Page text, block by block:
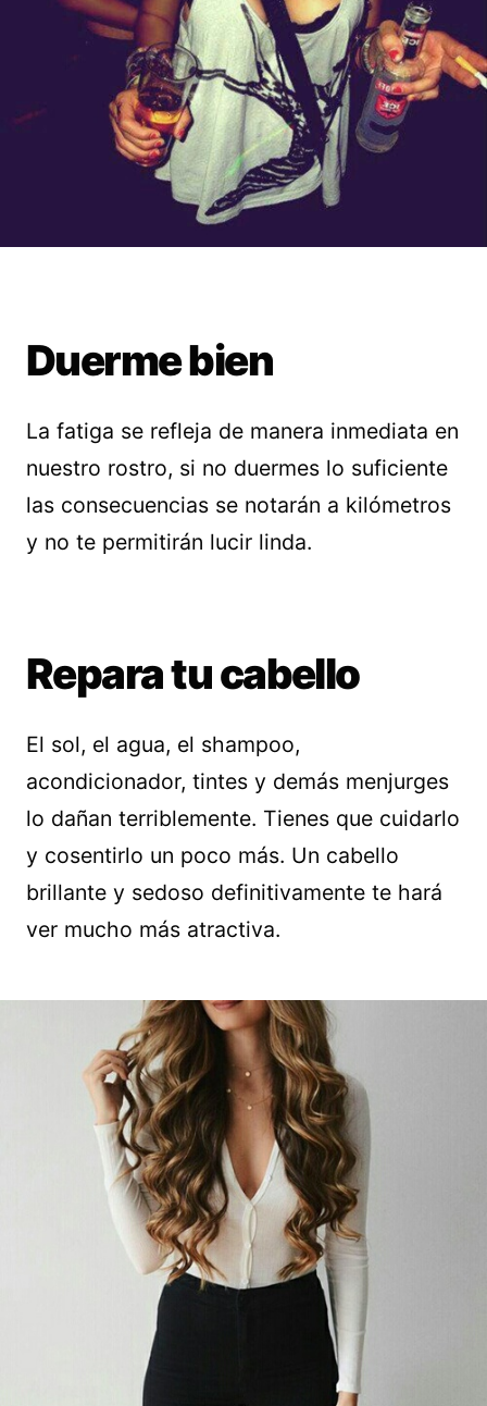
Duerme bien
La fatiga se refleja de manera inmediata en
nuestro rostro, si no duermes lo suficiente
las consecuencias se notarán a kilómetros
y no te permitirán lucir linda.
Repara tu cabello
El sol, el agua, el shampoo,
acondicionador, tintes y demás menjurges
lo dañan terriblemente. Tienes que cuidarlo
y cosentirlo un poco más. Un cabello
brillante y sedoso definitivamente te hará
ver mucho más atractiva.